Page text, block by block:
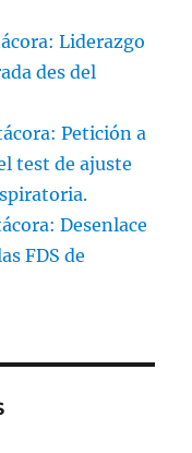
Liderazgo
des del
Petición a
test de ajuste
Desenlace
FDS de